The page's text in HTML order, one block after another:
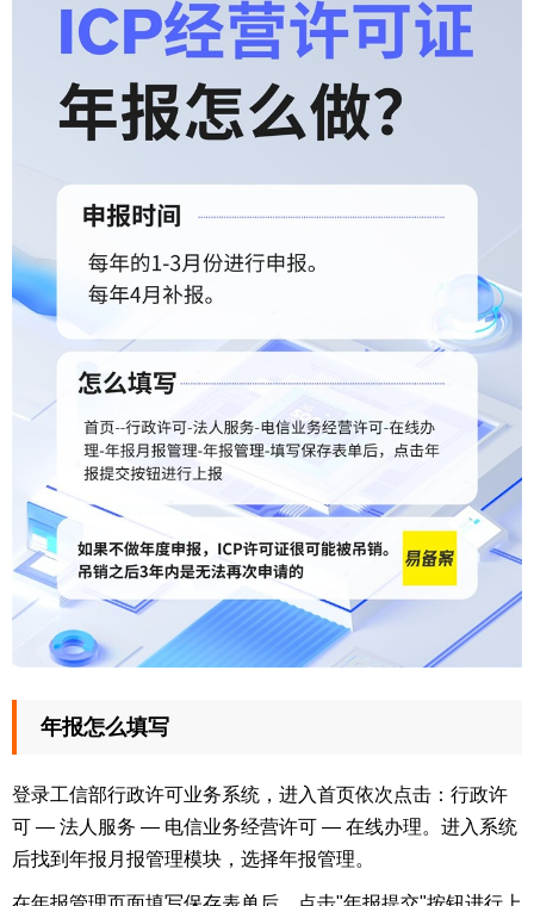
年报怎么填写
登录工信部行政许可业务系统，进入首页依次点击：行政许
可 — 法人服务 — 电信业务经营许可 — 在线办理。进入系统
后找到年报月报管理模块，选择年报管理。